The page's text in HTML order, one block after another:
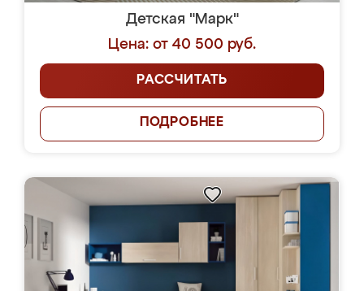
Детская "Марк"
Цена: от 40 500 руб.
РАССЧИТАТЬ
ПОДРОБНЕЕ